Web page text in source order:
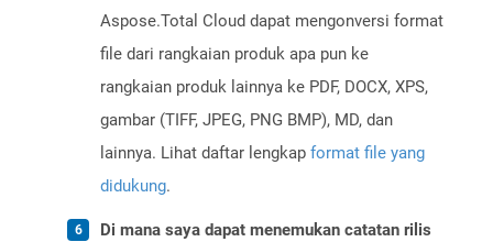
Aspose.Total Cloud dapat mengonversi format
file dari rangkaian produk apa pun ke
rangkaian produk lainnya ke PDF, DOCX, XPS,
gambar (TIFF, JPEG, PNG BMP), MD, dan
lainnya. Lihat daftar lengkap format file yang
didukung.
Di mana saya dapat menemukan catatan rilis